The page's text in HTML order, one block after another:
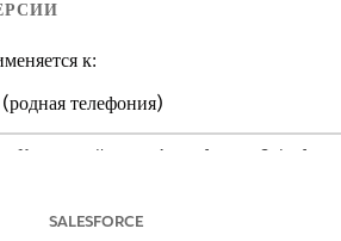
к:
телефония)
Контактный центр Agentforce с Salesforce
SALESFORCE